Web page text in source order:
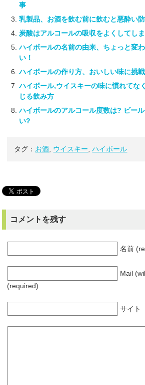
事
乳製品、お酒を飲む前に飲むと悪酔い
炭酸はアルコールの吸収をよくしてし
ハイボールの名前の由来、ちょっと変
い！
ハイボールの作り方、おいしい味に挑戦
ハイボール,ウイスキーの味に慣れてな
じる飲み方
ハイボールのアルコール度数は? ビー
い?
タグ： お酒 ウイスキー ,ハイボール
コメントを残す
名前
Mail
(required)
サイト